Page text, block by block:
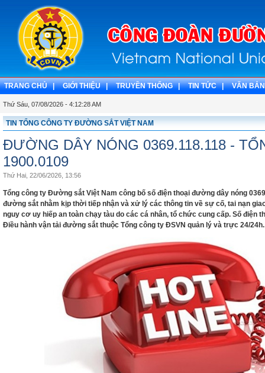
TRANG CHỦ | GIỚI THIỆU | TRUYỀN THỐNG | TIN TỨC | VĂN
Thứ Sáu, 07/08/2026 - 4:12:29 AM
TIN TỔNG CÔNG TY ĐƯỜNG SẮT VIỆT NAM
ĐƯỜNG DÂY NÓNG 0369.118.118 -
1900.0109
Thứ Hai, 22/06/2026, 13:56
Tổng công ty Đường sắt Việt Nam công bố số điện thoại đường dây nóng
đường sắt nhằm kịp thời tiếp nhận và xử lý các thông tin về sự cố, tai nạn
nguy cơ uy hiếp an toàn chạy tàu do các cá nhân, tổ chức cung cấp. Số điện
Điều hành vận tải đường sắt thuộc Tổng công ty ĐSVN quản lý và trực 24/24h.